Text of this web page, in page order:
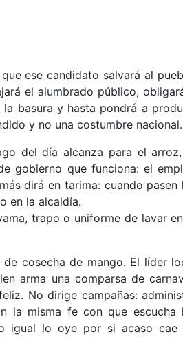
ese candidato salvará al
el alumbrado público,
basura y hasta pondrá a
y no una costumbre nacional.
del día alcanza para el
gobierno que funciona: el
dirá en tarima: cuando pasen
en la alcaldía.
trapo o uniforme de lavar
cosecha de mango. El líder
arma una comparsa de
No dirige campañas:
la misma fe con que escucha
igual lo oye por si acaso cae